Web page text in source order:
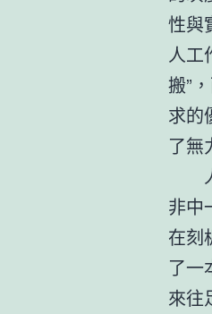
性與
人工
搬”
求的
了無
非中
在刻
了一
來往